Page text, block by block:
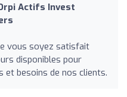
Actifs Invest
vous soyez satisfait
disponibles pour
et besoins de nos clients.